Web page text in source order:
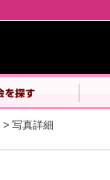
> 写真詳細